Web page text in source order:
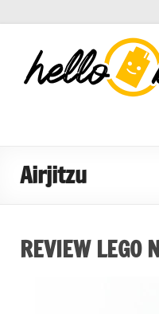
HelloBricks
Blog LEGO,
nouveaut�s
Airjitzu
REVIEW